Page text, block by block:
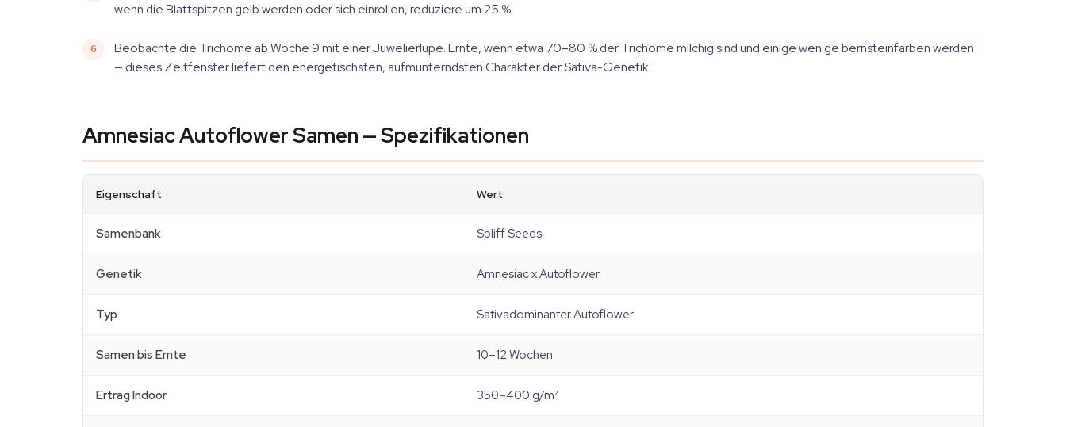
wenn die Blattspitzen gelb werden oder sich einrollen, reduziere um 25 %.
Beobachte die Trichome ab Woche 9 mit einer Juwelierlupe. Ernte, wenn etwa 70–80 % der Trichome milchig sind und einige wenige bernsteinfarben werden
— dieses Zeitfenster liefert den energetischsten, aufmunterndsten Charakter der Sativa-Genetik.
Amnesiac Autoflower Samen — Spezifikationen
Eigenschaft Wert
Samenbank Spliff Seeds
Genetik Amnesiac x Autoflower
Typ Sativadominanter Autoflower
Samen bis Ernte 10–12 Wochen
Ertrag Indoor 350–400 g/m²